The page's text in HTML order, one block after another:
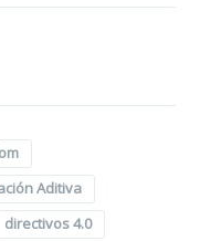
Aditiva
directivos 4.0